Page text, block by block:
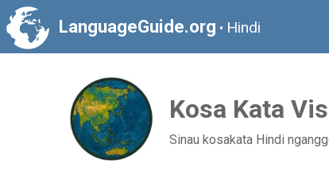
LanguageGuide.org • Hindi
Kosa Kata
Sinau kosakata Hindi